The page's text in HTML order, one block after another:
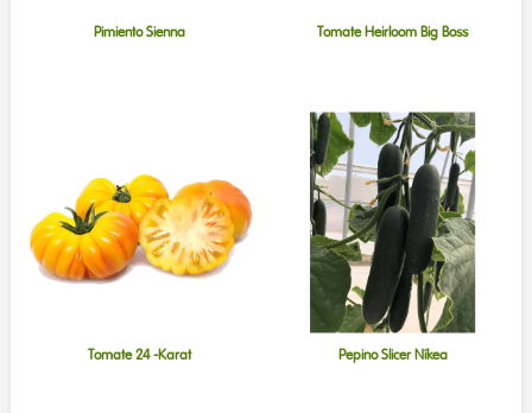
Pimiento Sienna Tomate Heirloom Big Boss
Tomate 24 -Karat Pepino Slicer Níkea